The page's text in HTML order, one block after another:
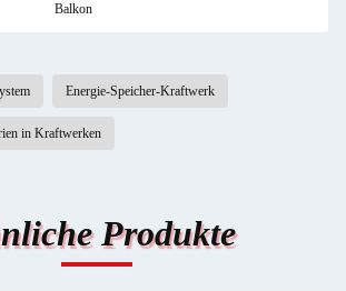
Balkon
Energie-Speicher-Kraftwerk
in Kraftwerken
Produkte